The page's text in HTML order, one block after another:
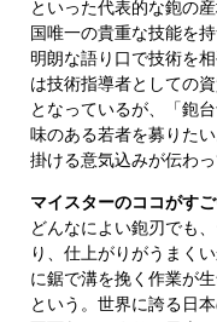
といった代表的な鉋の
国唯一の貴重な技能を持
明朗な語り口で技術を
は技術指導者としての
となっているが、「鉋
味のある若者を募りた
掛ける意気込みが伝わっ
マイスターのココがすご
どんなによい鉋刃でも
り、仕上がりがうまく
に鋸で溝を挽く作業が
という。世界に誇る日